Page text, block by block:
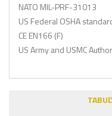
NATO MIL-PRF-31013
US Federal OSHA
CE EN166 (F)
US Army and USMC